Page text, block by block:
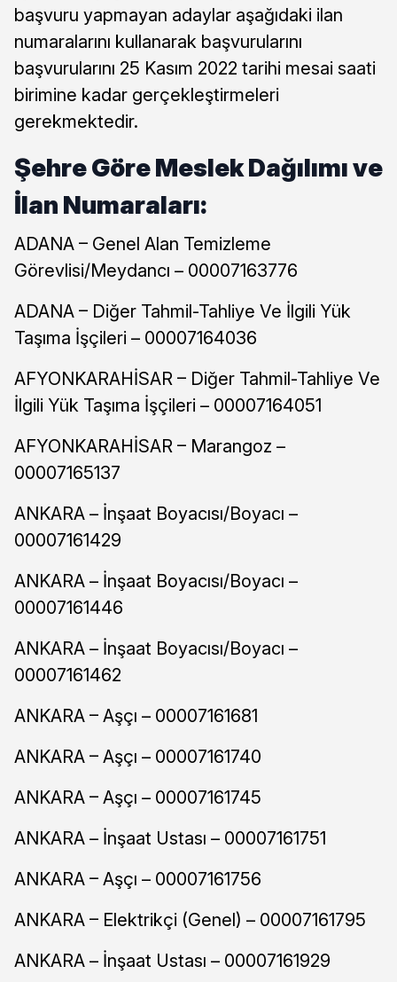
başvuru yapmayan adaylar aşağıdaki ilan
numaralarını kullanarak başvurularını
başvurularını 25 Kasım 2022 tarihi mesai saati
birimine kadar gerçekleştirmeleri
gerekmektedir.
Şehre Göre Meslek Dağılımı ve
İlan Numaraları:
ADANA – Genel Alan Temizleme
Görevlisi/Meydancı – 00007163776
ADANA – Diğer Tahmil-Tahliye Ve İlgili Yük
Taşıma İşçileri – 00007164036
AFYONKARAHİSAR – Diğer Tahmil-Tahliye Ve
İlgili Yük Taşıma İşçileri – 00007164051
AFYONKARAHİSAR – Marangoz –
00007165137
ANKARA – İnşaat Boyacısı/Boyacı –
00007161429
ANKARA – İnşaat Boyacısı/Boyacı –
00007161446
ANKARA – İnşaat Boyacısı/Boyacı –
00007161462
ANKARA – Aşçı – 00007161681
ANKARA – Aşçı – 00007161740
ANKARA – Aşçı – 00007161745
ANKARA – İnşaat Ustası – 00007161751
ANKARA – Aşçı – 00007161756
ANKARA – Elektrikçi (Genel) – 00007161795
ANKARA – İnşaat Ustası – 00007161929